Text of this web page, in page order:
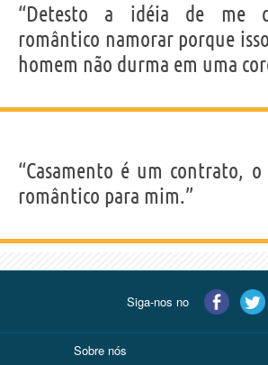
“Detesto a idéia de me
romântico namorar porque
homem não durma em uma
“Casamento é um contrato,
romântico para mim.”
Siga-nos no
Sobre nós